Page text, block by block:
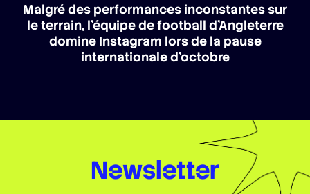
Malgré des performances inconstantes sur
le terrain, l’équipe de football d’Angleterre
domine Instagram lors de la pause
internationale d’octobre
Newsletter